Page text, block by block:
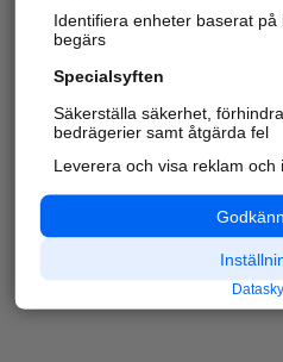
Identifiera enheter baserat
begärs
Specialsyften
Säkerställa säkerhet,
bedrägerier samt åtgärda fel
Leverera och visa reklam och